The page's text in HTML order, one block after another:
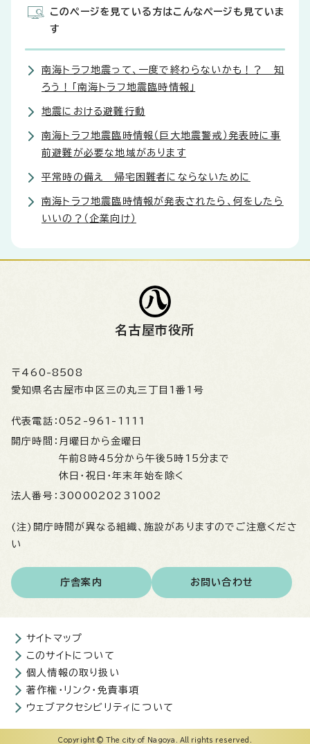
このページを見ている方はこんなページも見ていま
す
南海トラフ地震って、一度で終わらないかも！？ 知
ろう！「南海トラフ地震臨時情報」
地震における避難行動
南海トラフ地震臨時情報（巨大地震警戒）発表時に事
前避難が必要な地域があります
平常時の備え 帰宅困難者にならないために
南海トラフ地震臨時情報が発表されたら、何をしたら
いいの？（企業向け）
名古屋市役所
〒460-8508
愛知県名古屋市中区三の丸三丁目1番1号
代表電話： 052-961-1111
開庁時間： 月曜日から金曜日
午前8時45分から午後5時15分まで
休日・祝日・年末年始を除く
法人番号： 3000020231002
(注)開庁時間が異なる組織、施設がありますのでご注意くださ
い
庁舎案内 お問い合わせ
サイトマップ
このサイトについて
個人情報の取り扱い
著作権・リンク・免責事項
ウェブアクセシビリティについて
Copyright © The city of Nagoya. All rights reserved.